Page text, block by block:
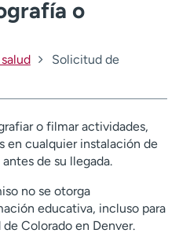
Carreras
Ensayos clínicos
Profesionales
Asistencia financiera
o
Solicitud de
o filmar actividades,
en cualquier instalación de
de su llegada.
no se otorga
educativa, incluso para
Colorado en Denver.